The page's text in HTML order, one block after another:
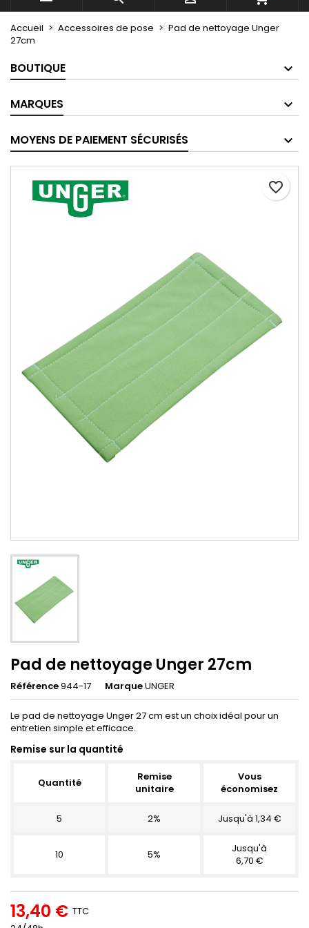
Accueil Accessoires de pose
Pad de nettoyage Unger
27cm
BOUTIQUE
MARQUES
MOYENS DE PAIEMENT SÉCURISÉS
Pad de nettoyage Unger 27cm
Référence944-17 MarqueUNGER
Le pad de nettoyage Unger 27 cm est un choix idéal pour un
entretien simple et efficace.
Remise sur la quantité
Quantité
Remise
unitaire
Vous
économisez
5 2% Jusqu'à 1,34 €
10 5%
Jusqu'à
6,70 €
13,40 € TTC
favorite_border